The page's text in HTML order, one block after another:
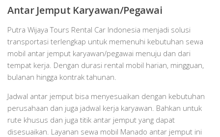
Antar Jemput Karyawan/Pegawai
Putra Wijaya Tours Rental Car Indonesia menjadi solusi
transportasi terlengkap untuk memenuhi kebutuhan sewa
mobil antar jemput karyawan/pegawai menuju dan dari
tempat kerja. Dengan durasi rental mobil harian, mingguan,
bulanan hingga kontrak tahunan.
Jadwal antar jemput bisa menyesuaikan dengan kebutuhan
perusahaan dan juga jadwal kerja karyawan. Bahkan untuk
rute khusus dan juga titik antar jemput yang dapat
disesuaikan. Layanan sewa mobil Manado antar jemput ini